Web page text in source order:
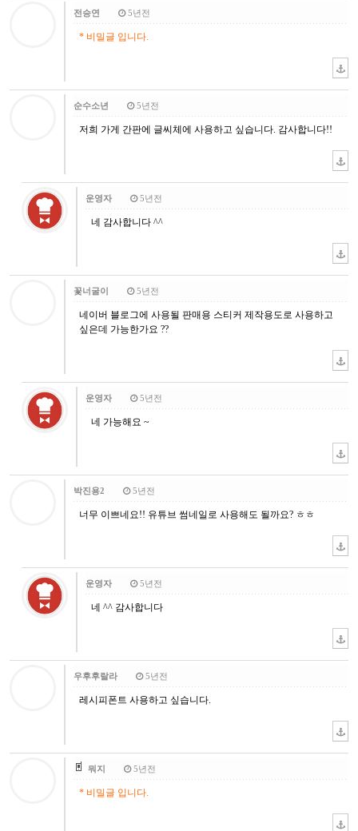
전승연 5년전
* 비밀글 입니다.
순수소년 5년전
저희 가게 간판에 글씨체에 사용하고 싶습니다. 감사합니다!!
운영자 5년전
네 감사합니다 ^^
꽃너굴이 5년전
네이버 블로그에 사용될 판매용 스티커 제작용도로 사용하고
싶은데 가능한가요 ??
운영자 5년전
네 가능해요 ~
박진용2 5년전
너무 이쁘네요!! 유튜브 썸네일로 사용해도 될까요? ㅎㅎ
운영자 5년전
네 ^^ 감사합니다
우후후랄라 5년전
레시피폰트 사용하고 싶습니다.
뭐지 5년전
* 비밀글 입니다.